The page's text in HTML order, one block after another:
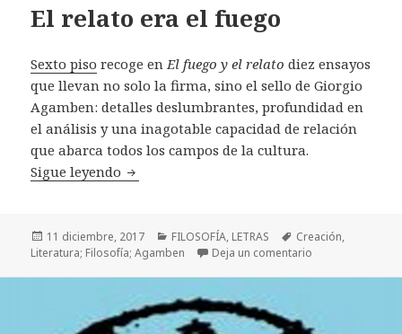
El relato era el fuego
Sexto piso recoge enEl fuego y el relato diez ensayos
que llevan no solo la firma, sino el sello de Giorgio
Agamben: detalles deslumbrantes, profundidad en
el análisis y una inagotable capacidad de relación
que abarca todos los campos de la cultura.
Sigue leyendo El relato era el fuego
Publicado
el
11 diciembre, 2017 Categorías
FILOSOFÍA, LETRAS Etiquetas
Creación,
Literatura; Filosofía; Agamben
Deja un comentario